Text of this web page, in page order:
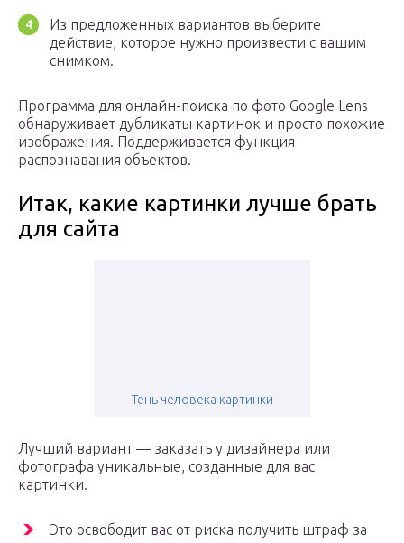
Из предложенных вариантов выберите
действие, которое нужно произвести с вашим
снимком.
Программа для онлайн-поиска по фото Google Lens
обнаруживает дубликаты картинок и просто похожие
изображения. Поддерживается функция
распознавания объектов.
Итак, какие картинки лучше брать
для сайта
Тень человека картинки
Лучший вариант — заказать у дизайнера или
фотографа уникальные, созданные для вас
картинки.
Это освободит вас от риска получить штраф за